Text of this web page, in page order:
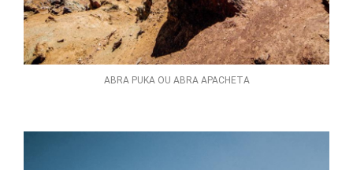
ABRA PUKA OU ABRA APACHETA